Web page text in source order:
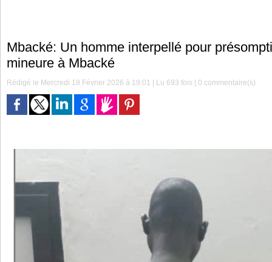
Mbacké: Un homme interpellé pour
mineure à Mbacké
Rédigé le Mercredi 18 Février 2026 à 19:01 | Lu 693 fois |0 commentaire(s)